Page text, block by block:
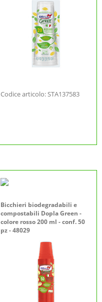
Codice articolo: STA137583
Bicchieri biodegradabili e
compostabili Dopla Green -
colore rosso 200 ml - conf. 50
pz - 48029